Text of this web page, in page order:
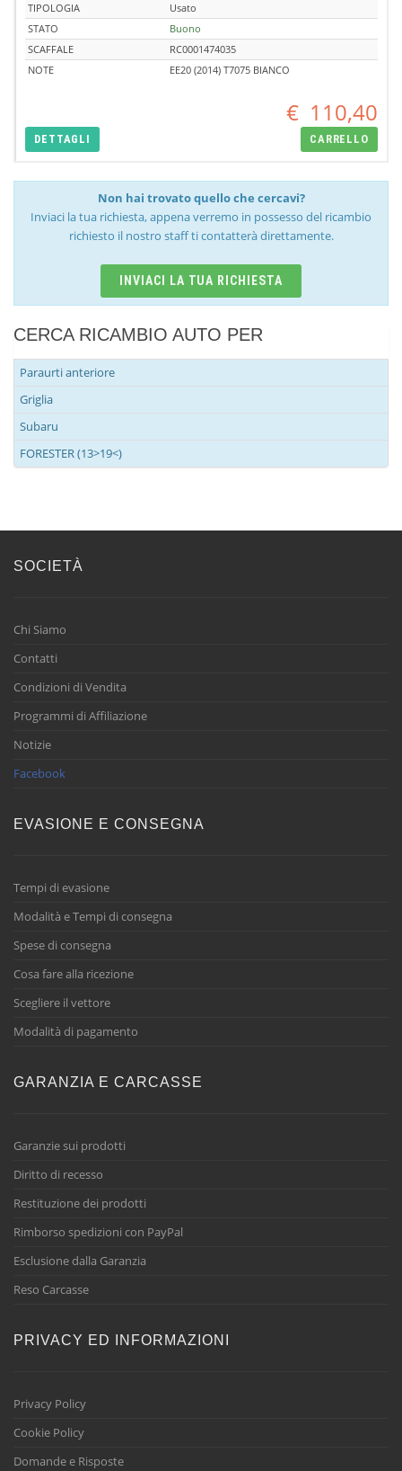
TIPOLOGIA
Usato
STATO
Buono
SCAFFALE
RC0001474035
NOTE
EE20 (2014) T7075 BIANCO
€ 110,40
DETTAGLI CARRELLO
Non hai trovato quello che cercavi?
Inviaci la tua richiesta, appena verremo in possesso del ricambio
richiesto il nostro staff ti contatterà direttamente.
INVIACI LA TUA RICHIESTA
CERCA RICAMBIO AUTO PER
Paraurti anteriore
Griglia
Subaru
FORESTER (13>19<)
SOCIETÀ
Chi Siamo
Contatti
Condizioni di Vendita
Programmi di Affiliazione
Notizie
Facebook
EVASIONE E CONSEGNA
Tempi di evasione
Modalità e Tempi di consegna
Spese di consegna
Cosa fare alla ricezione
Scegliere il vettore
Modalità di pagamento
GARANZIA E CARCASSE
Garanzie sui prodotti
Diritto di recesso
Restituzione dei prodotti
Rimborso spedizioni con PayPal
Esclusione dalla Garanzia
Reso Carcasse
PRIVACY ED INFORMAZIONI
Privacy Policy
Cookie Policy
Domande e Risposte